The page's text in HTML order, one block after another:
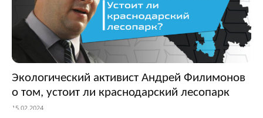
Экологический активист Андрей Филимонов
о том, устоит ли краснодарский лесопарк
15.02.2024